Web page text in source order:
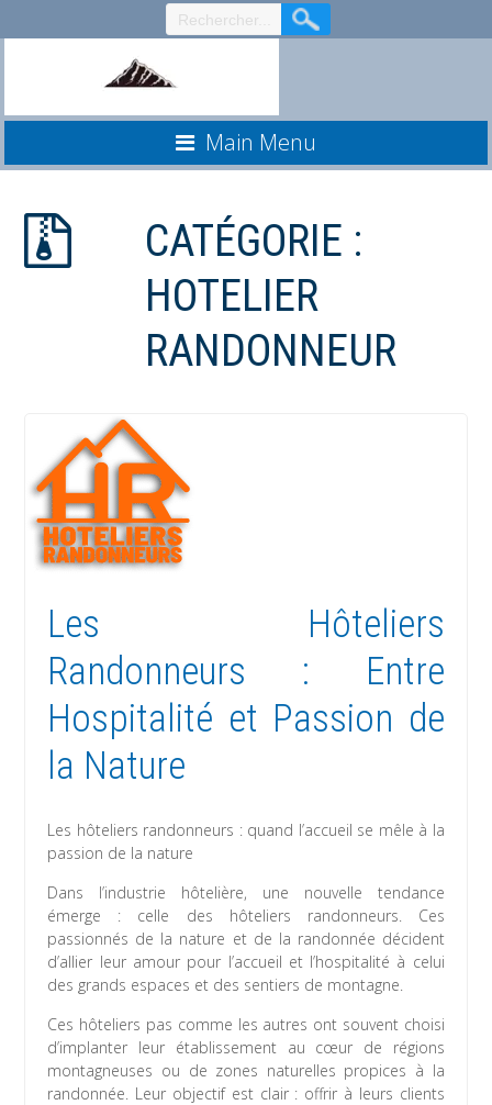
au
Main Menu
CATÉGORIE :
HOTELIER
RANDONNEUR
Les Hôteliers
Randonneurs : Entre
Hospitalité et Passion de
la Nature
Les hôteliers randonneurs : quand l’accueil se mêle à la
passion de la nature
Dans l’industrie hôtelière, une nouvelle tendance
émerge : celle des hôteliers randonneurs. Ces
passionnés de la nature et de la randonnée décident
d’allier leur amour pour l’accueil et l’hospitalité à celui
des grands espaces et des sentiers de montagne.
Ces hôteliers pas comme les autres ont souvent choisi
d’implanter leur établissement au cœur de régions
montagneuses ou de zones naturelles propices à la
randonnée. Leur objectif est clair : offrir à leurs clients